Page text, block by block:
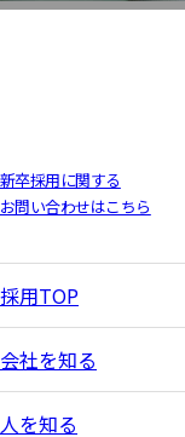
新卒採用に関する
お問い合わせはこちら
採用TOP
会社を知る
人を知る